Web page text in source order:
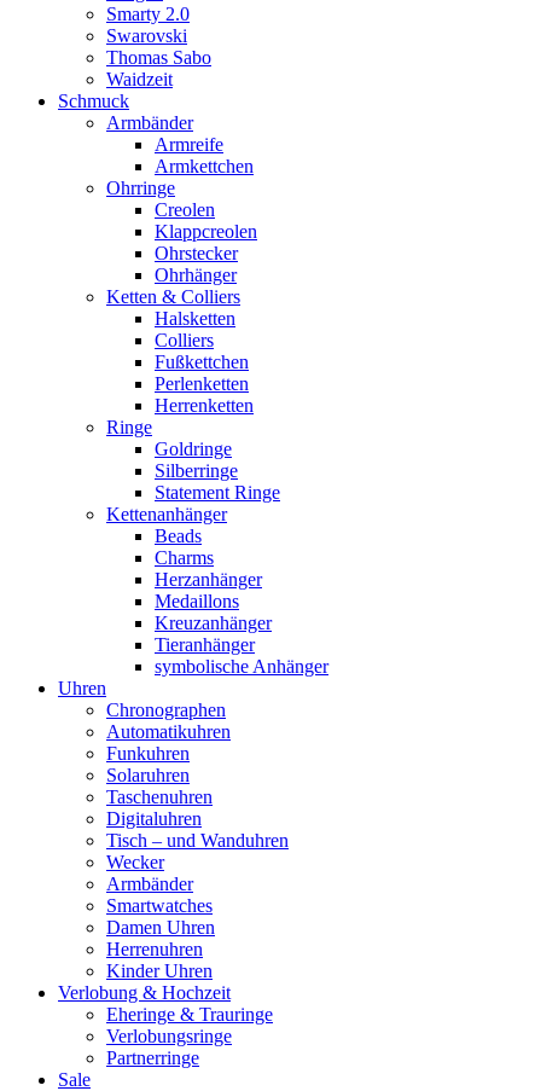
Smarty 2.0
Swarovski
Thomas Sabo
Waidzeit
Schmuck
Armbänder
Armreife
Armkettchen
Ohrringe
Creolen
Klappcreolen
Ohrstecker
Ohrhänger
Ketten & Colliers
Halsketten
Colliers
Fußkettchen
Perlenketten
Herrenketten
Ringe
Goldringe
Silberringe
Statement Ringe
Kettenanhänger
Beads
Charms
Herzanhänger
Medaillons
Kreuzanhänger
Tieranhänger
symbolische Anhänger
Uhren
Chronographen
Automatikuhren
Funkuhren
Solaruhren
Taschenuhren
Digitaluhren
Tisch – und Wanduhren
Wecker
Armbänder
Smartwatches
Damen Uhren
Herrenuhren
Kinder Uhren
Verlobung & Hochzeit
Eheringe & Trauringe
Verlobungsringe
Partnerringe
Sale